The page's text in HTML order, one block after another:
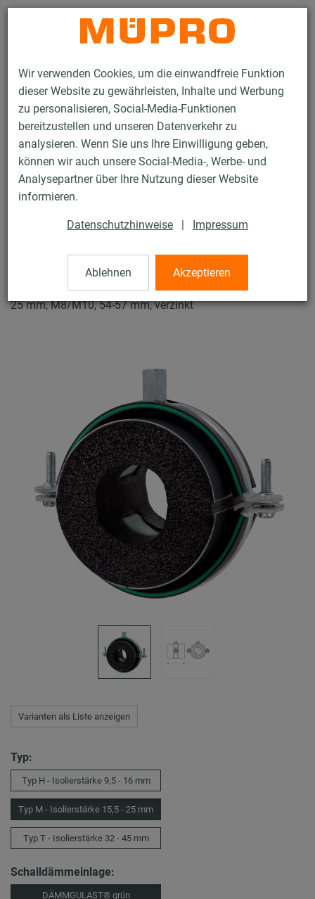
Wir verwenden Cookies, um die einwandfreie Funktion
dieser Website zu gewährleisten, Inhalte und Werbung
zu personalisieren, Social-Media-Funktionen
bereitzustellen und unseren Datenverkehr zu
analysieren. Wenn Sie uns Ihre Einwilligung geben,
können wir auch unsere Social-Media-, Werbe- und
Analysepartner über Ihre Nutzung dieser Website
informieren.
Datenschutzhinweise | Impressum
Ablehnen Akzeptieren
Kontakt
Produkte Befestigungstechnik
Schallschutz
Rohrschellen mit Schalldämmung
ISO-Schellen Typ H, M, T
ISO-Schellen Typ H, M, T
Iso-Schelle JUNIOR DÄMMGULAST® grün, Typ M, Iso 15,5-
25 mm, M8/M10, 54-57 mm, verzinkt
Varianten als Liste anzeigen
Typ:
Typ H - Isolierstärke 9,5 - 16 mm
Typ M - Isolierstärke 15,5 - 25 mm
Typ T - Isolierstärke 32 - 45 mm
Schalldämmeinlage:
DÄMMGULAST® grün